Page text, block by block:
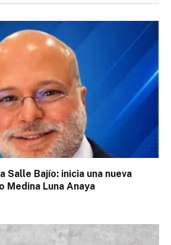
Salle Bajío: inicia una nueva
Medina Luna Anaya